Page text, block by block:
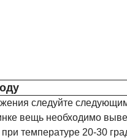
следуйте
вещь необходимо
температуре 20-30